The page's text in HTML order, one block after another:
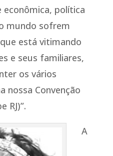
econômica, política
mundo sofrem
está vitimando
e seus familiares,
os vários
nossa Convenção
RJ)”.
A